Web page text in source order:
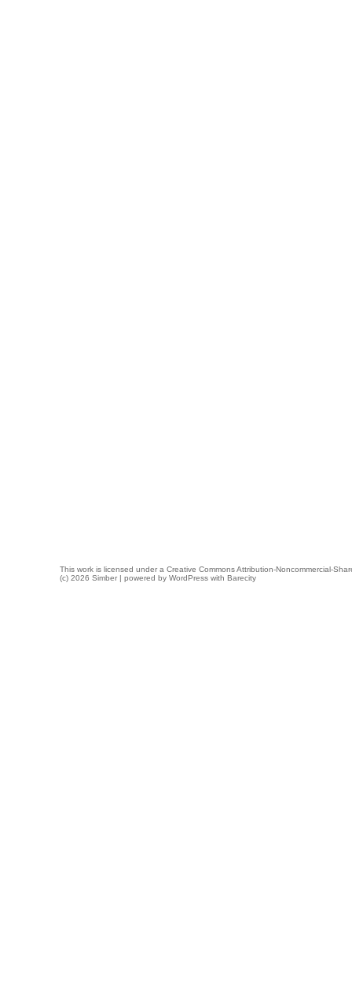
This work is licensed under a Creative Commons Attribution-Noncommercial-
(c) 2026 Simber | powered by WordPress with Barecity